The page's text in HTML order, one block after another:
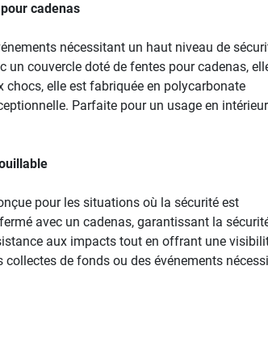
cadenas
nécessitant un haut niveau de
un couvercle doté de fentes pour cadenas,
elle est fabriquée en polycarbonate
Parfaite pour un usage en intérieur
pour les situations où la sécurité est
avec un cadenas, garantissant la
aux impacts tout en offrant une
de fonds ou des événements